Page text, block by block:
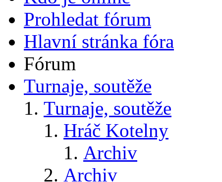
Prohledat fórum
Hlavní stránka fóra
Fórum
Turnaje, soutěže
Turnaje, soutěže
Hráč Kotelny
Archiv
Archiv